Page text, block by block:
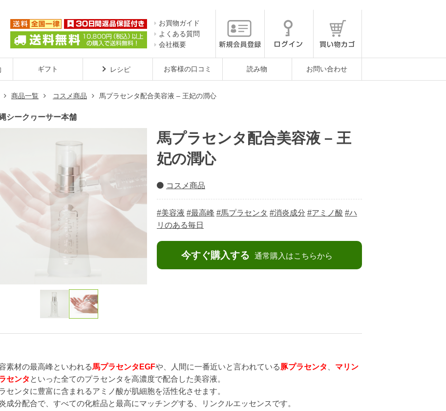
お買物ガイド
よくある質問
会社概要
ギフト レシピ お客様の口コミ 読み物 お問い合わせ
商品一覧 コスメ商品 馬プラセンタ配合美容液 – 王妃の潤心
シークヮーサー本舗
馬プラセンタ配合美容液 – 王
妃の潤心
コスメ商品
#美容液 #最高峰 #馬プラセンタ #消炎成分 #アミノ酸 #ハ
リのある毎日
今すぐ購入する 通常購入はこちらから
素材の最高峰といわれる馬プラセンタEGFや、人間に一番近いと言われている豚プラセンタ
マリン
センタ といった全てのプラセンタを高濃度で配合した美容液。
センタに豊富に含まれるアミノ酸が肌細胞を活性化させます。
成分配合で、すべての化粧品と最高にマッチングする、リンクルエッセンスです。
🔍